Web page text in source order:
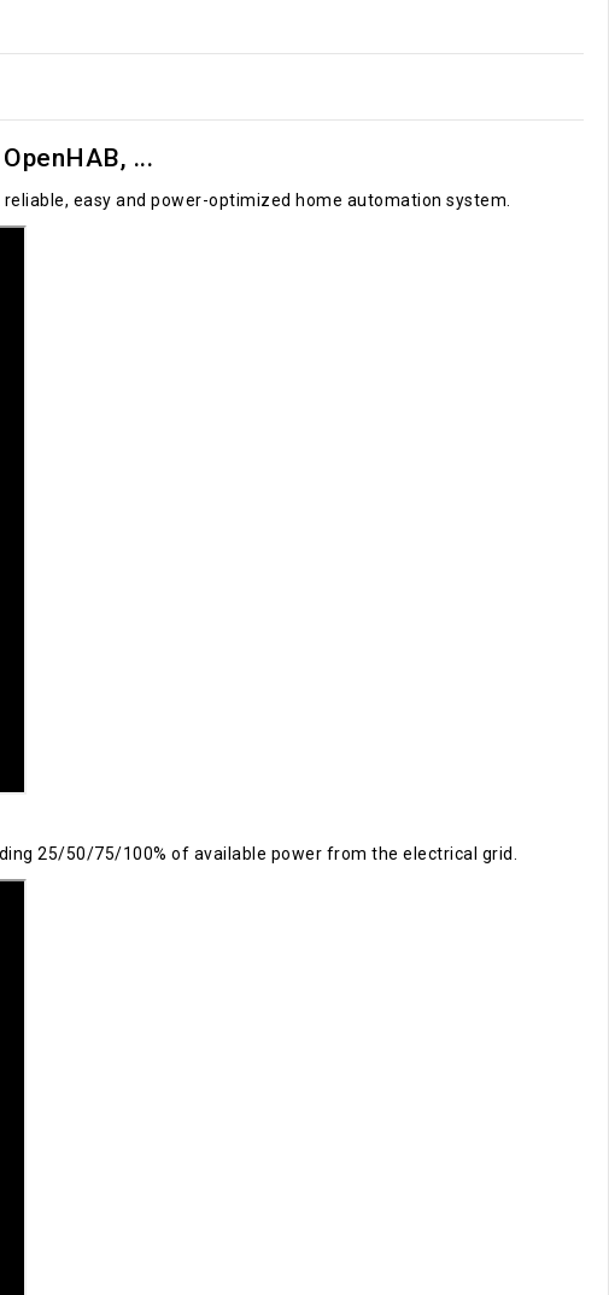
...
easy and power-optimized home automation system.
25/50/75/100% of available power from the electrical grid.